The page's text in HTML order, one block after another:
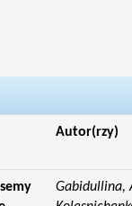
Autor(rzy)
Gabidullina,